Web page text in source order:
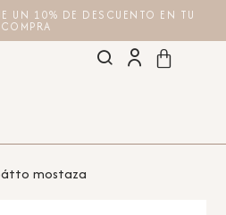
UN 10% DE DESCUENTO EN TU
COMPRA
mostaza